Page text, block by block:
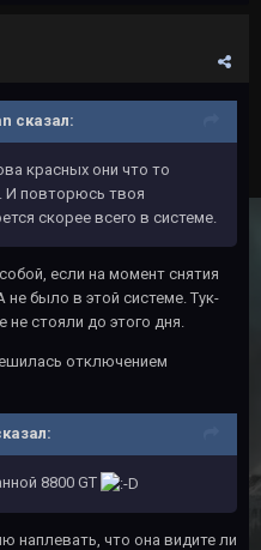
сказал:
красных они что то
И повторюсь твоя
скорее всего в системе.
если на момент снятия
было в этой системе. Тук-
не стояли до этого дня.
отключением
8800 GT
наплевать, что она видите ли